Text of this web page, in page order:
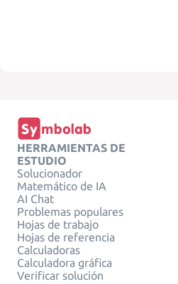
HERRAMIENTAS DE
ESTUDIO
Solucionador
Matemático de IA
AI Chat
Problemas populares
Hojas de trabajo
Hojas de referencia
Calculadoras
Calculadora gráfica
Verificar solución